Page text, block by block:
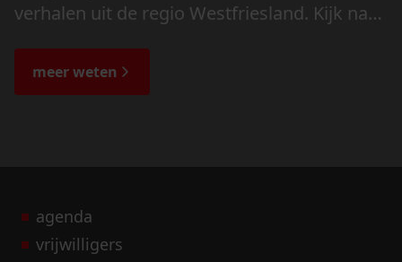
verhalen uit de regio Westfriesland. Kijk naar
de bijzondere verhalen.
meer weten
agenda
vrijwilligers